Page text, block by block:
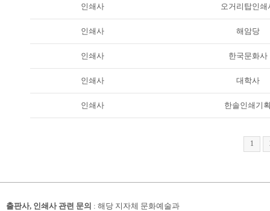
인쇄사 오거리탑인쇄
인쇄사 해암당
인쇄사 한국문화사
인쇄사 대학사
인쇄사 한솔인쇄기
1
출판사, 인쇄사 관련 문의 : 해당 지자체 문화예술과